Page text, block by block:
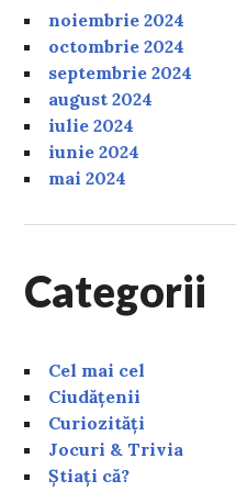
noiembrie 2024
octombrie 2024
septembrie 2024
august 2024
iulie 2024
iunie 2024
mai 2024
Categorii
Cel mai cel
Ciudățenii
Curiozități
Jocuri & Trivia
Știați că?